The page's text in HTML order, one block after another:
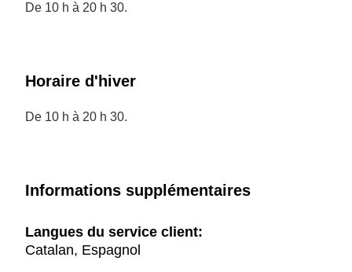
De 10 h à 20 h 30.
Horaire d'hiver
De 10 h à 20 h 30.
Informations supplémentaires
Langues du service client:
Catalan, Espagnol